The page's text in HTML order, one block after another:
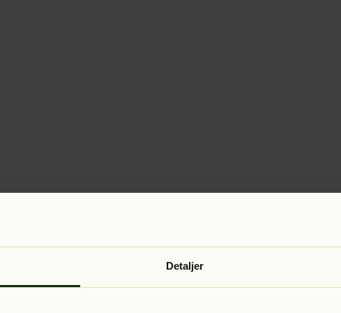
Detaljer